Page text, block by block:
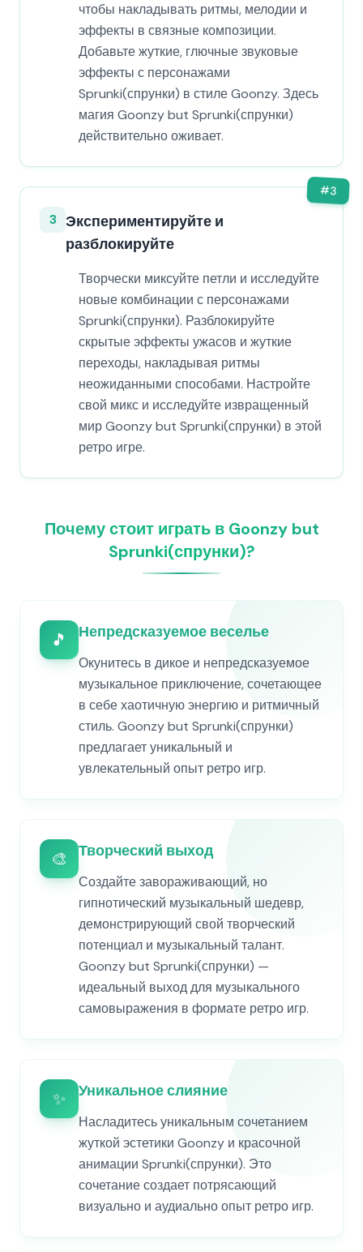
чтобы накладывать ритмы, мелодии и
эффекты в связные композиции.
Добавьте жуткие, глючные звуковые
эффекты с персонажами
Sprunki(спрунки) в стиле Goonzy. Здесь
магия Goonzy but Sprunki(спрунки)
действительно оживает.
#3
3 Экспериментируйте и
разблокируйте
Творчески миксуйте петли и исследуйте
новые комбинации с персонажами
Sprunki(спрунки). Разблокируйте
скрытые эффекты ужасов и жуткие
переходы, накладывая ритмы
неожиданными способами. Настройте
свой микс и исследуйте извращенный
мир Goonzy but Sprunki(спрунки) в этой
ретро игре.
Почему стоит играть в Goonzy but
Sprunki(спрунки)?
🎵 Непредсказуемое веселье
Окунитесь в дикое и непредсказуемое
музыкальное приключение, сочетающее
в себе хаотичную энергию и ритмичный
стиль. Goonzy but Sprunki(спрунки)
предлагает уникальный и
увлекательный опыт ретро игр.
🎨 Творческий выход
Создайте завораживающий, но
гипнотический музыкальный шедевр,
демонстрирующий свой творческий
потенциал и музыкальный талант.
Goonzy but Sprunki(спрунки) —
идеальный выход для музыкального
самовыражения в формате ретро игр.
✨ Уникальное слияние
Насладитесь уникальным сочетанием
жуткой эстетики Goonzy и красочной
анимации Sprunki(спрунки). Это
сочетание создает потрясающий
визуально и аудиально опыт ретро игр.